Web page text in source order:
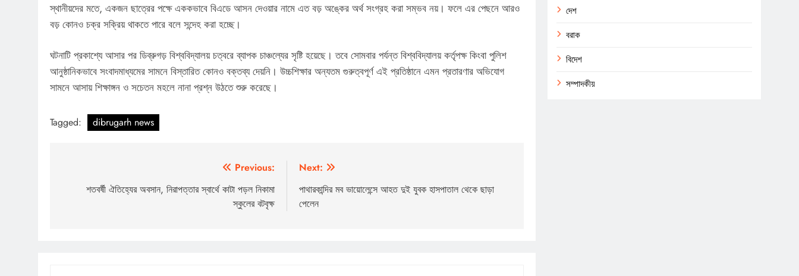
স্থানীয়দের মতে, একজন ছাত্রের পক্ষে এককভাবে বিএডে আসন দেওয়ার নামে এত বড় অঙ্কের অর্থ সংগ্রহ করা সম্ভব নয়। ফলে এর পেছনে আরও
বড় কোনও চক্র সক্রিয় থাকতে পারে বলে সন্দেহ করা হচ্ছে।
ঘটনাটি প্রকাশ্যে আসার পর ডিব্রুগড় বিশ্ববিদ্যালয় চত্বরে ব্যাপক চাঞ্চল্যের সৃষ্টি হয়েছে। তবে সোমবার পর্যন্ত বিশ্ববিদ্যালয় কর্তৃপক্ষ কিংবা পুলিশ
আনুষ্ঠানিকভাবে সংবাদমাধ্যমের সামনে বিস্তারিত কোনও বক্তব্য দেয়নি। উচ্চশিক্ষার অন্যতম গুরুত্বপূর্ণ এই প্রতিষ্ঠানে এমন প্রতারণার অভিযোগ
সামনে আসায় শিক্ষাঙ্গন ও সচেতন মহলে নানা প্রশ্ন উঠতে শুরু করেছে।
Tagged: dibrugarh news
navigation
Previous:
শতবর্ষী ঐতিহ্যের অবসান, নিরাপত্তার স্বার্থে কাটা পড়ল নিকামা
স্কুলের বটবৃক্ষ
Next:
পাথারকান্দির মব ভায়োলেন্সে আহত দুই যুবক হাসপাতাল থেকে ছাড়া
পেলেন
দেশ
বরাক
বিদেশ
সম্পাদকীয়